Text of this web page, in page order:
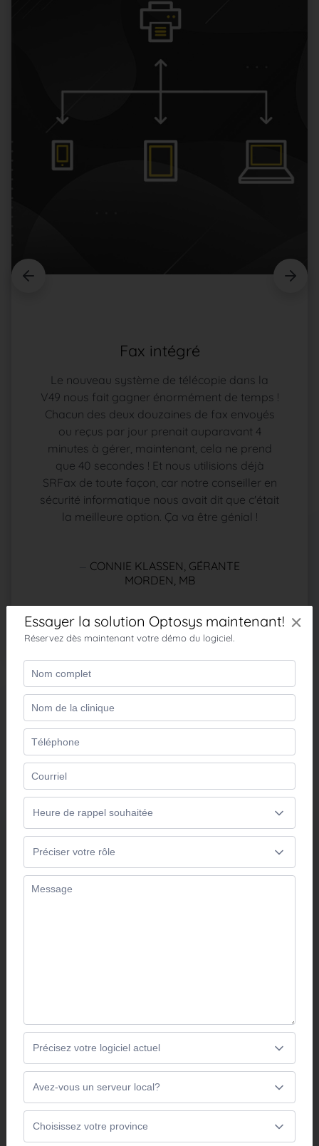
×
Fax intégré
Le nouveau système de télécopie dans la
V49 nous fait gagner énormément de temps !
Chacun des deux douzaines de fax envoyés
ou reçus par jour prenait auparavant 4
minutes à gérer, maintenant, cela ne prend
que 40 secondes ! Et nous utilisions déjà
SRFax de toute façon, car notre conseiller en
sécurité informatique nous avait dit que c'était
la meilleure option. Ça va être génial !
CONNIE KLASSEN, GÉRANTE
MORDEN, MB
Nos solutions vedettes
Parce que chaque pratique est différente, Optosys met à
votre disposition des solutions adaptées à votre clinique.
Solutions cliniques
Réduisez le temps consacré aux tâches
distance, où que vous soyez. Optosys Solution
s’ajuste à toutes les configurations de gestion
clinique.
Optosys Accès
Optosys Catalogue